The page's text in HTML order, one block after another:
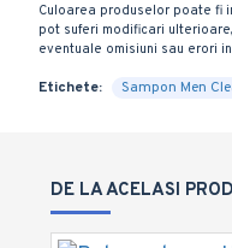
Culoarea produselor poate fi
pot suferi modificari
eventuale omisiuni sau erori
Etichete: Sampon Men
DE LA ACELASI